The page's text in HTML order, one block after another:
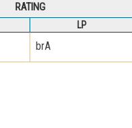
RATING
LP
brA